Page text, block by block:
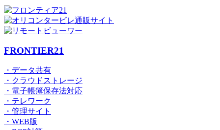
FRONTIER21
・データ共有
・クラウドストレージ
・電子帳簿保存法対応
・テレワーク
・管理サイト
・WEB版